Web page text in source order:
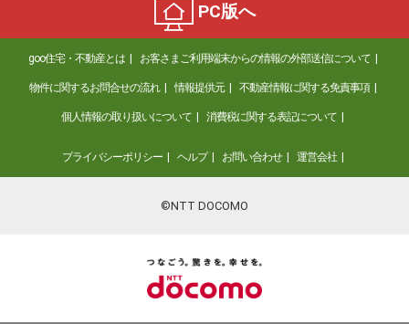
PC版へ
goo住宅・不動産とは お客さまご利用端末からの情報の外部送信について
物件に関するお問合せの流れ 情報提供元 不動産情報に関する免責事項
個人情報の取り扱いについて 消費税に関する表記について
プライバシーポリシー ヘルプ お問い合わせ 運営会社
©NTT DOCOMO